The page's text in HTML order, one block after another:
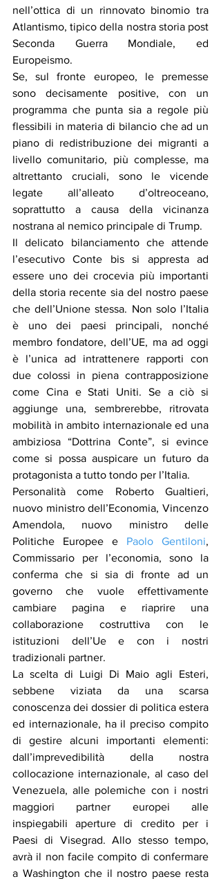
nell’ottica di un rinnovato binomio tra
Atlantismo, tipico della nostra storia post
Seconda Guerra Mondiale, ed
Europeismo.
Se, sul fronte europeo, le premesse
sono decisamente positive, con un
programma che punta sia a regole più
flessibili in materia di bilancio che ad un
piano di redistribuzione dei migranti a
livello comunitario, più complesse, ma
altrettanto cruciali, sono le vicende
legate all’alleato d’oltreoceano,
soprattutto a causa della vicinanza
nostrana al nemico principale di Trump.
Il delicato bilanciamento che attende
l’esecutivo Conte bis si appresta ad
essere uno dei crocevia più importanti
della storia recente sia del nostro paese
che dell’Unione stessa. Non solo l’Italia
è uno dei paesi principali, nonché
membro fondatore, dell’UE, ma ad oggi
è l’unica ad intrattenere rapporti con
due colossi in piena contrapposizione
come Cina e Stati Uniti. Se a ciò si
aggiunge una, sembrerebbe, ritrovata
mobilità in ambito internazionale ed una
ambiziosa “Dottrina Conte”, si evince
come si possa auspicare un futuro da
protagonista a tutto tondo per l’Italia.
Personalità come Roberto Gualtieri,
nuovo ministro dell’Economia, Vincenzo
Amendola, nuovo ministro delle
Politiche Europee e Paolo Gentiloni,
Commissario per l’economia, sono la
conferma che si sia di fronte ad un
governo che vuole effettivamente
cambiare pagina e riaprire una
collaborazione costruttiva con le
istituzioni dell’Ue e con i nostri
tradizionali partner.
La scelta di Luigi Di Maio agli Esteri,
sebbene viziata da una scarsa
conoscenza dei dossier di politica estera
ed internazionale, ha il preciso compito
di gestire alcuni importanti elementi:
dall’imprevedibilità della nostra
collocazione internazionale, al caso del
Venezuela, alle polemiche con i nostri
maggiori partner europei alle
inspiegabili aperture di credito per i
Paesi di Visegrad. Allo stesso tempo,
avrà il non facile compito di confermare
a Washington che il nostro paese resta